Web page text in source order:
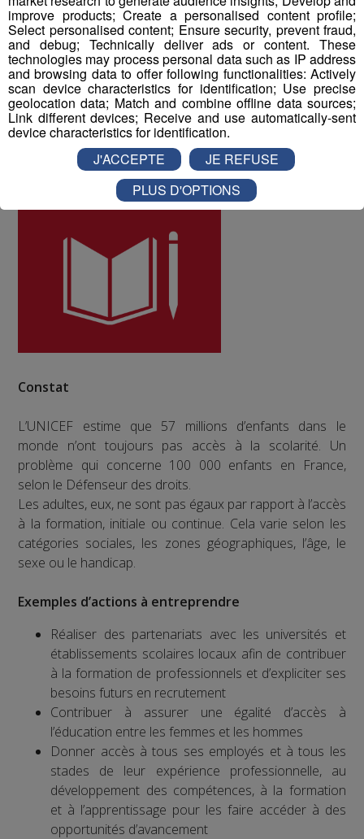
différents salariés, et d'y remédier. Au mois de juin 2022,
les collaborateurs ont donné une note globale de 8 sur
10 à la qualité de vie au travail au sein du Groupe Mont
Blanc Médias.
ODD numéro 4 : Education de qualité
Constat
L’UNICEF estime que 57 millions d’enfants dans le
monde n’ont toujours pas accès à la scolarité. Un
problème qui concerne 100 000 enfants en France,
selon le Défenseur des droits.
Les adultes, eux, ne sont pas égaux par rapport à l’accès
à la formation, initiale ou continue. Cela varie selon les
catégories sociales, les zones géographiques, l’âge, le
sexe ou le handicap.
Exemples d’actions à entreprendre
Réaliser des partenariats avec les universités et
établissements scolaires locaux afin de contribuer
à la formation de professionnels et d’expliciter ses
besoins futurs en recrutement
Contribuer à assurer une égalité d’accès à
l’éducation entre les femmes et les hommes
Donner accès à tous ses employés et à tous les
stades de leur expérience professionnelle, au
développement des compétences, à la formation
et à l’apprentissage pour les faire accéder à des
opportunités d’avancement
improve products; Create a personalised content profile;
Select personalised content; Ensure security, prevent fraud,
and debug; Technically deliver ads or content. These
technologies may process personal data such as IP address
and browsing data to offer following functionalities: Actively
scan device characteristics for identification; Use precise
geolocation data; Match and combine offline data sources;
Link different devices; Receive and use automatically-sent
device characteristics for identification.
J'ACCEPTE
JE REFUSE
PLUS D'OPTIONS